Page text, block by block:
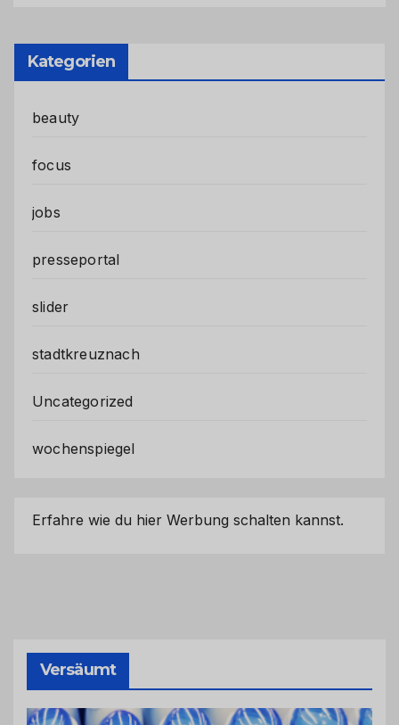
Kategorien
beauty
focus
jobs
presseportal
slider
stadtkreuznach
Uncategorized
wochenspiegel
Erfahre wie du hier Werbung schalten kannst.
Versäumt